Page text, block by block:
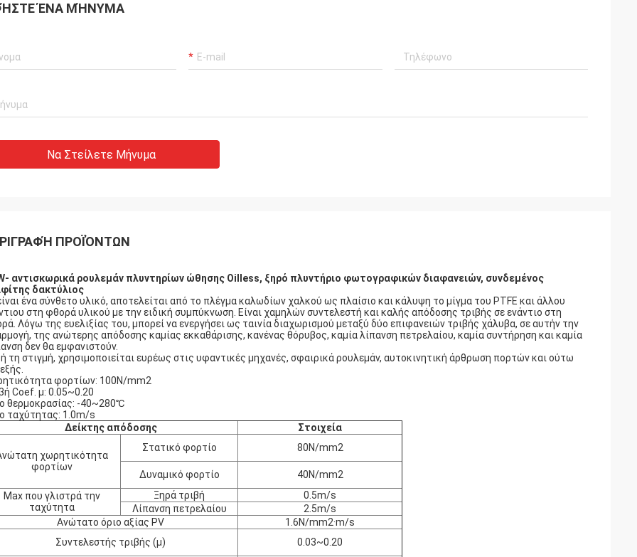
ΈΝΑ ΜΉΝΥΜΑ
Να Στείλετε Μήνυμα
ΠΡΟΪΌΝΤΩΝ
αντισκωρικά ρουλεμάν πλυντηρίων ώθησης Oilless, ξηρό πλυντήριο φωτογραφικών διαφανειών, συνδεμένος
δακτύλιος
ένα σύνθετο υλικό, αποτελείται από το πλέγμα καλωδίων χαλκού ως πλαίσιο και κάλυψη το μίγμα του PTFE και άλλου
στη φθορά υλικού με την ειδική συμπύκνωση. Είναι χαμηλών συντελεστή και καλής απόδοσης τριβής σε ενάντιο στη
Λόγω της ευελιξίας του, μπορεί να ενεργήσει ως ταινία διαχωρισμού μεταξύ δύο επιφανειών τριβής χάλυβα, σε αυτήν την
της ανώτερης απόδοσης καμίας εκκαθάρισης, κανένας θόρυβος, καμία λίπανση πετρελαίου, καμία συντήρηση και καμία
δεν θα εμφανιστούν.
τη στιγμή, χρησιμοποιείται ευρέως στις υφαντικές μηχανές, σφαιρικά ρουλεμάν, αυτοκινητική άρθρωση πορτών και ούτω
φορτίων: 100N/mm2
Coef. μ: 0.05~0.20
θερμοκρασίας: -40~280℃
ταχύτητας: 1.0m/s
Δείκτης απόδοσης
Στοιχεία
χωρητικότητα
φορτίων
Στατικό φορτίο 80N/mm2
Δυναμικό φορτίο
40N/mm2
Max που γλιστρά την
ταχύτητα
Ξηρά τριβή
0.5m/s
Λίπανση πετρελαίου
2.5m/s
Ανώτατο όριο αξίας PV
1.6N/mm2·m/s
Συντελεστής τριβής (μ)
0.03~0.20